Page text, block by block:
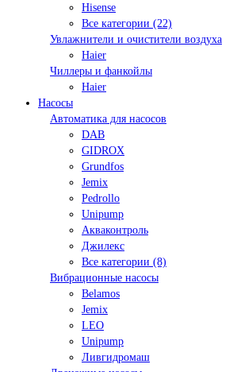
Hisense
Все категории (22)
Увлажнители и очистители воздуха
Haier
Чиллеры и фанкойлы
Haier
Насосы
Автоматика для насосов
DAB
GIDROX
Grundfos
Jemix
Pedrollo
Unipump
Акваконтроль
Джилекс
Все категории (8)
Вибрационные насосы
Belamos
Jemix
LEO
Unipump
Ливгидромаш